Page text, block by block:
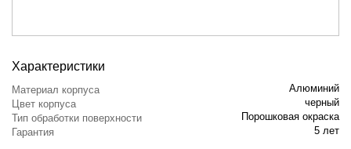
Характеристики
Материал корпуса
Алюминий
Цвет корпуса
черный
Тип обработки поверхности
Порошковая окраска
Гарантия
5 лет